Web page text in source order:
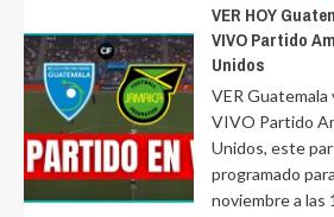
VER HOY
VIVO Partido
Unidos
VER Guatemala
VIVO Partido
Unidos, este
programado
noviembre a las